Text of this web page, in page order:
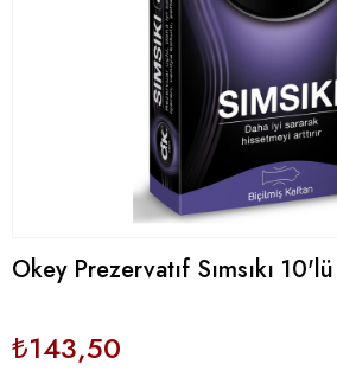
Okey Prezervatıf Sımsıkı 10'lü
₺143,50